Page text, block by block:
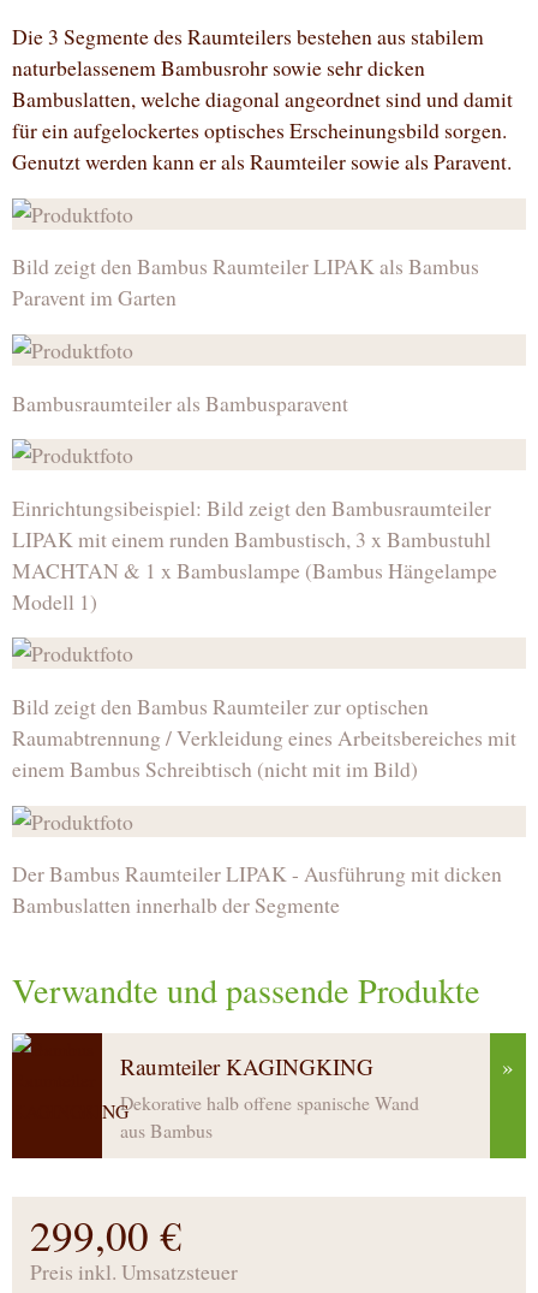
Die 3 Segmente des Raumteilers bestehen aus stabilem
naturbelassenem Bambusrohr sowie sehr dicken
Bambuslatten, welche diagonal angeordnet sind und damit
für ein aufgelockertes optisches Erscheinungsbild sorgen.
Genutzt werden kann er als Raumteiler sowie als Paravent.
Bild zeigt den Bambus Raumteiler LIPAK als Bambus
Paravent im Garten
Bambusraumteiler als Bambusparavent
Einrichtungsibeispiel: Bild zeigt den Bambusraumteiler
LIPAK mit einem runden Bambustisch, 3 x Bambustuhl
MACHTAN & 1 x Bambuslampe (Bambus Hängelampe
Modell 1)
Bild zeigt den Bambus Raumteiler zur optischen
Raumabtrennung / Verkleidung eines Arbeitsbereiches mit
einem Bambus Schreibtisch (nicht mit im Bild)
Der Bambus Raumteiler LIPAK - Ausführung mit dicken
Bambuslatten innerhalb der Segmente
Verwandte und passende Produkte
Raumteiler KAGINGKING
Dekorative halb offene spanische Wand
aus Bambus
»
299,00 €
Preis inkl. Umsatzsteuer